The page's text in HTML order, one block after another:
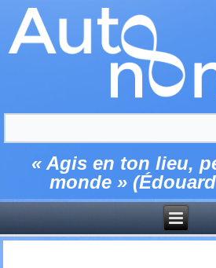
« Agis en ton lieu,
monde »